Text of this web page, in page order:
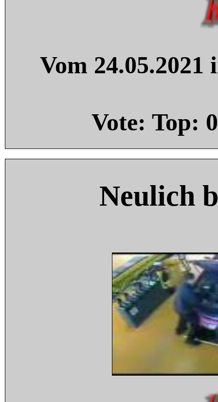
Vom
Vote: Top: 0
Neulich